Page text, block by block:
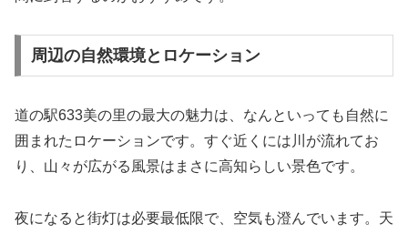
周辺の自然環境とロケーション
道の駅633美の里の最大の魅力は、なんといっても自然に
囲まれたロケーションです。すぐ近くには川が流れてお
り、山々が広がる風景はまさに高知らしい景色です。
夜になると街灯は必要最低限で、空気も澄んでいます。天